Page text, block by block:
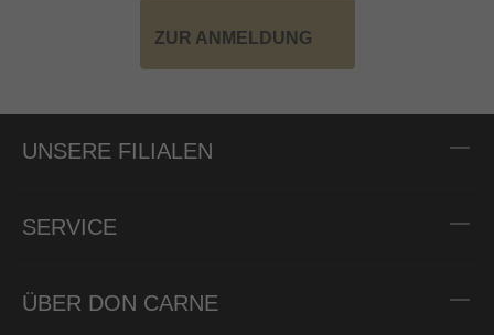
ZUR ANMELDUNG
UNSERE FILIALEN
SERVICE
ÜBER DON CARNE